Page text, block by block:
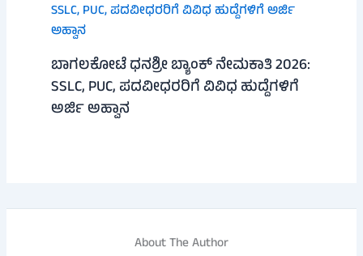
ಬಾಗಲಕೋಟೆ ಧನಶ್ರೀ ಬ್ಯಾಂಕ್ ನೇಮಕಾತಿ 2026:
SSLC, PUC, ಪದವೀಧರರಿಗೆ ವಿವಿಧ ಹುದ್ದೆಗಳಿಗೆ
ಅರ್ಜಿ ಅಹ್ವಾನ
About The Author